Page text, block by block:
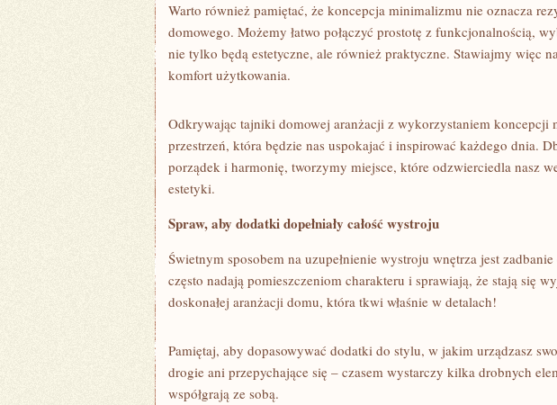
Warto również pamiętać, że koncepcja minimalizmu‍ nie oznacza
domowego. Możemy łatwo połączyć prostotę z funkcjonalnością,
nie tylko będą estetyczne, ale również⁣ praktyczne. Stawiajmy więc
komfort ⁤użytkowania.
Odkrywając ⁢tajniki domowej aranżacji z wykorzystaniem koncepcji
przestrzeń, która będzie nas uspokajać i inspirować każdego dnia.
porządek i harmonię, ‌tworzymy ⁢miejsce, które odzwierciedla nasz
estetyki.
Spraw, aby dodatki dopełniały całość wystroju
Świetnym sposobem na uzupełnienie ⁤wystroju wnętrza jest
często⁤ nadają pomieszczeniom charakteru i​ sprawiają, że⁤ stają się
doskonałej aranżacji⁤ domu, która ‍tkwi właśnie⁣ w⁤ detalach!
Pamiętaj, aby dopasowywać dodatki do stylu, w jakim urządzasz
drogie ani przepychające się – czasem⁤ wystarczy kilka drobnych
współgrają ze sobą.